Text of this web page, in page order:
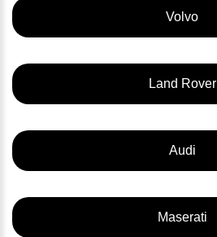
Volvo
Land Rover
Audi
Maserati